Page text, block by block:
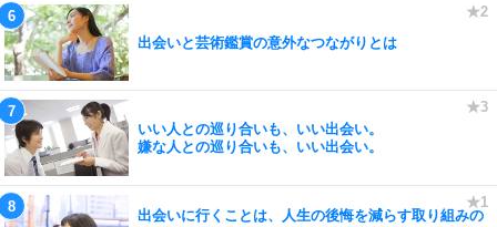
出会いと芸術鑑賞の意外なつながりとは
いい人との巡り合いも、いい出会い。
嫌な人との巡り合いも、いい出会い。
出会いに行くことは、人生の後悔を減らす取り組みの